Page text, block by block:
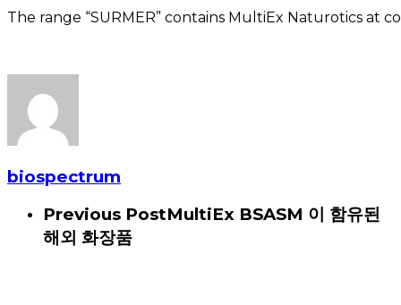
The range “SURMER” contains MultiEx Naturotics at
biospectrum
Previous PostMultiEx BSASM 이 함유된
해외 화장품